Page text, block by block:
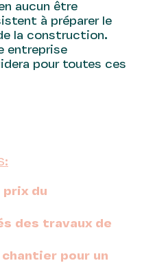
aucun être
à préparer le
la construction.
entreprise
pour toutes ces
prix du
des travaux de
pour un